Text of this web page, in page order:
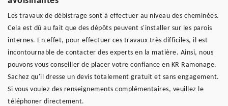
Les travaux de débistrage sont à effectuer au niveau des cheminées.
Cela est dû au fait que des dépôts peuvent s'installer sur les parois
internes. En effet, pour effectuer ces travaux très difficiles, il est
incontournable de contacter des experts en la matière. Ainsi, nous
pouvons vous conseiller de placer votre confiance en KR Ramonage.
Sachez qu'il dresse un devis totalement gratuit et sans engagement.
Si vous voulez des renseignements complémentaires, veuillez le
téléphoner directement.